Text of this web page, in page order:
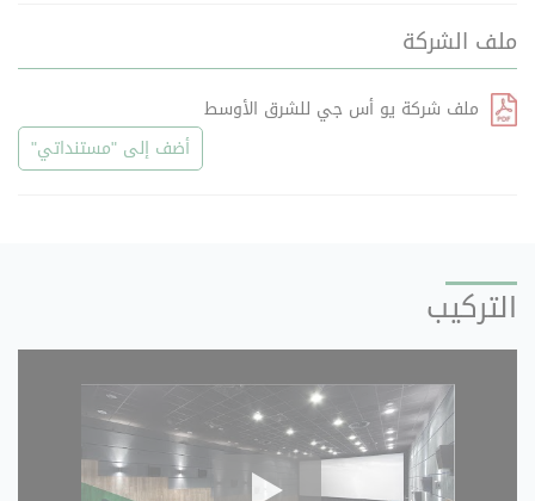
ملف الشركة
ملف شركة يو أس جي للشرق الأوسط
أضف إلى "مستنداتي"
التركيب